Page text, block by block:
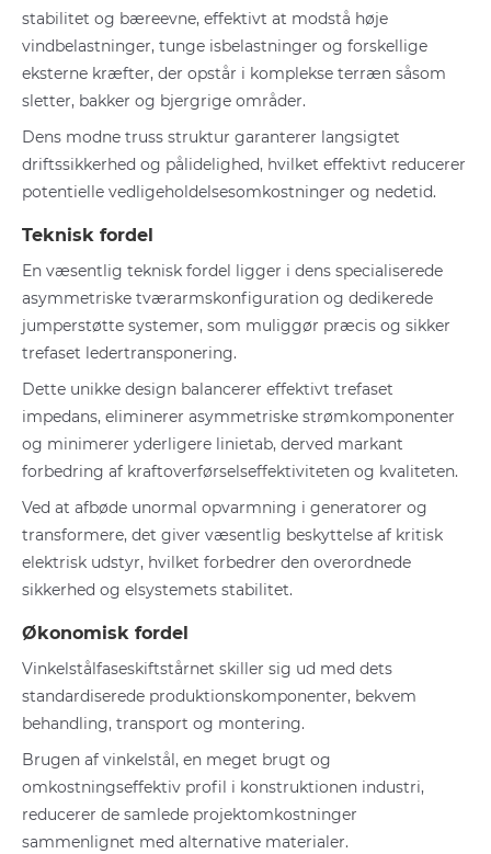
stabilitet og bæreevne, effektivt at modstå høje
vindbelastninger, tunge isbelastninger og forskellige
eksterne kræfter, der opstår i komplekse terræn såsom
sletter, bakker og bjergrige områder.
Dens modne truss struktur garanterer langsigtet
driftssikkerhed og pålidelighed, hvilket effektivt reducerer
potentielle vedligeholdelsesomkostninger og nedetid.
Teknisk fordel
En væsentlig teknisk fordel ligger i dens specialiserede
asymmetriske tværarmskonfiguration og dedikerede
jumperstøtte systemer, som muliggør præcis og sikker
trefaset ledertransponering.
Dette unikke design balancerer effektivt trefaset
impedans, eliminerer asymmetriske strømkomponenter
og minimerer yderligere linietab, derved markant
forbedring af kraftoverførselseffektiviteten og kvaliteten.
Ved at afbøde unormal opvarmning i generatorer og
transformere, det giver væsentlig beskyttelse af kritisk
elektrisk udstyr, hvilket forbedrer den overordnede
sikkerhed og elsystemets stabilitet.
Økonomisk fordel
Vinkelstålfaseskiftstårnet skiller sig ud med dets
standardiserede produktionskomponenter, bekvem
behandling, transport og montering.
Brugen af vinkelstål, en meget brugt og
omkostningseffektiv profil i konstruktionen industri,
reducerer de samlede projektomkostninger
sammenlignet med alternative materialer.